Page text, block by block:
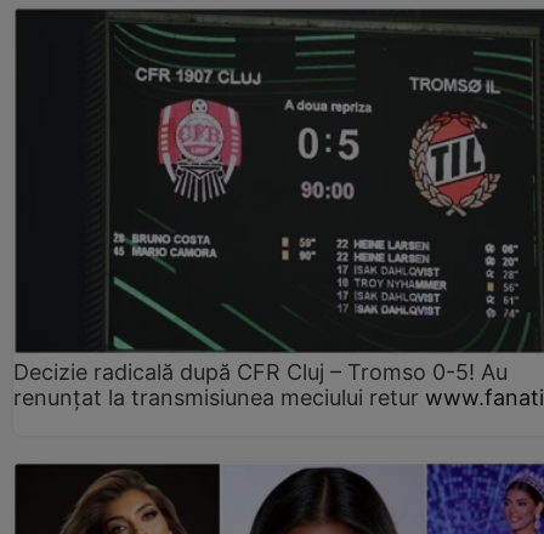
Decizie radicală după CFR Cluj – Tromso 0-5! Au
renunțat la transmisiunea meciului retur